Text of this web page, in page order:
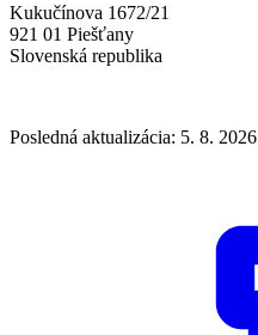
Kukučínova 1672/21
921 01 Piešťany
Slovenská republika
Posledná aktualizácia: 5. 8. 2026